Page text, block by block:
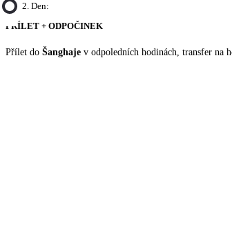
2. Den:
PŘÍLET + ODPOČINEK
Přílet do Šanghaje v odpoledních hodinách, transfer na